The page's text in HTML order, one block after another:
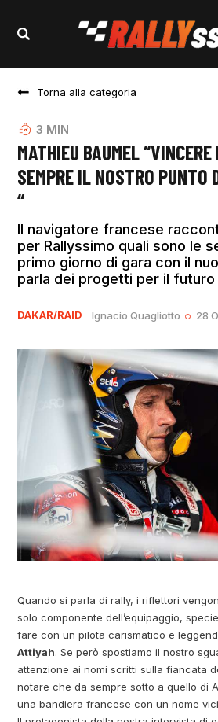
Torna alla categoria
3 MIN
MATHIEU BAUMEL
SEMPRE IL NOSTRO PUNTO
“
Il navigatore francese
per Rallyssimo quali sono le
primo giorno di gara con il
parla dei progetti per il futuro
DAKAR/RAID Ignacio Quagliotto 28
Quando si parla di rally, i riflettori
solo componente dell’equipaggio,
fare con un pilota carismatico e
Attiyah. Se però spostiamo il nostro
attenzione ai nomi scritti sulla fiancata
notare che da sempre sotto a quello di
una bandiera francese con un nome